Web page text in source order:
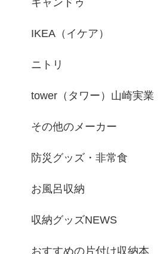
キャンドゥ
IKEA（イケア）
ニトリ
tower（タワー）山崎実業
その他のメーカー
防災グッズ・非常食
お風呂収納
収納グッズNEWS
おすすめの片付け収納本